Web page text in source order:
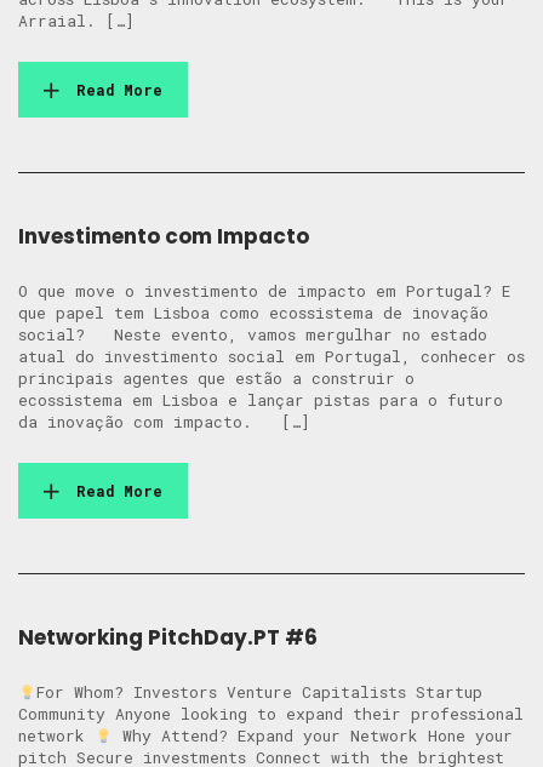
Arraial. […]
Read More
Investimento com Impacto
O que move o investimento de impacto em Portugal? E
que papel tem Lisboa como ecossistema de inovação
social? Neste evento, vamos mergulhar no estado
atual do investimento social em Portugal, conhecer os
principais agentes que estão a construir o
ecossistema em Lisboa e lançar pistas para o futuro
da inovação com impacto. […]
Read More
Networking PitchDay.PT #6
For Whom? Investors Venture Capitalists Startup
Community Anyone looking to expand their professional
network
Why Attend? Expand your Network Hone your
pitch Secure investments Connect with the brightest